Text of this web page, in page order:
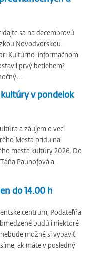
sa na decembrovú
Novodvorskou.
Kultúrno-informačnom
prvý betlehem?
v pondelok
a záujem o veci
Mesta prídu na
mesta kultúry 2026. Do
Pauhofová a
do 14.00 h
centrum, Podateľňa
budú i niektoré
možné si vybaviť
ak máte v posledný